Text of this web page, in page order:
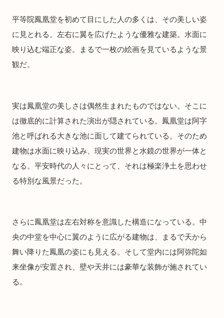
平等院鳳凰堂を初めて目にした人の多くは、その美しい姿
に見とれる。左右に翼を広げたような優雅な建築。水面に
映り込む端正な姿。まるで一枚の絵画を見ているような景
観だ。
実は鳳凰堂の美しさは偶然生まれたものではない。そこに
は徹底的に計算された演出が隠されている。鳳凰堂は阿字
池と呼ばれる大きな池に面して建てられている。そのため
建物は水面に映り込み、現実の世界と水鏡の世界が一体と
なる。平安時代の人々にとって、それは極楽浄土を思わせ
る特別な風景だった。
さらに鳳凰堂は左右対称を意識した構造になっている。中
央の中堂を中心に翼のように広がる建物は、まるで天から
舞い降りた鳳凰の姿にも見える。そして堂内には阿弥陀如
来坐像が安置され、壁や天井には豪華な装飾が施されてい
る。